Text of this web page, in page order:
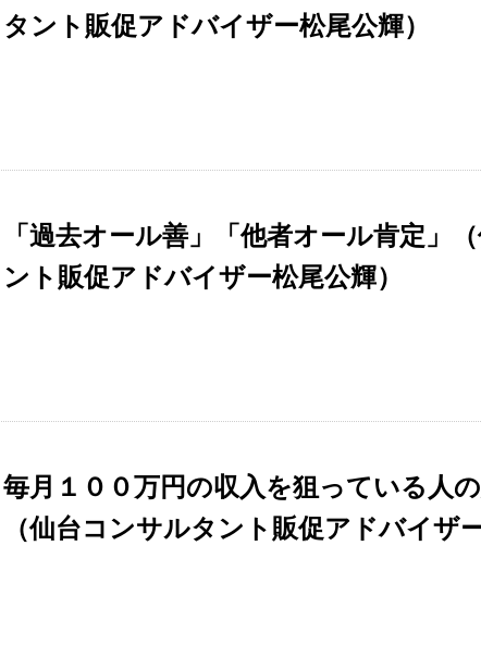
タント販促アドバイザー松尾公輝）
「過去オール善」「他者オール肯定」
ント販促アドバイザー松尾公輝）
毎月１００万円の収入を狙っている人
（仙台コンサルタント販促アドバイザ